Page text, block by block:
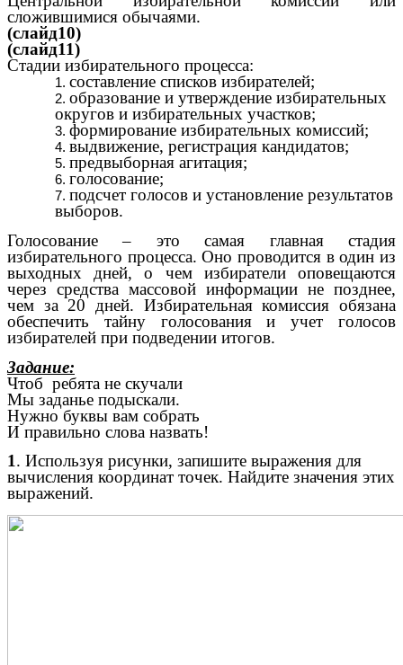
сложившимися обычаями.
(слайд10)
(слайд11)
Стадии избирательного процесса:
составление списков избирателей;
образование и утверждение избирательных
округов и избирательных участков;
формирование избирательных комиссий;
выдвижение, регистрация кандидатов;
предвыборная агитация;
голосование;
подсчет голосов и установление результатов
выборов.
Голосование – это самая главная стадия
избирательного процесса. Оно проводится в один из
выходных дней, о чем избиратели оповещаются
через средства массовой информации не позднее,
чем за 20 дней. Избирательная комиссия обязана
обеспечить тайну голосования и учет голосов
избирателей при подведении итогов.
Задание:
Чтоб ребята не скучали
Мы заданье подыскали.
Нужно буквы вам собрать
И правильно слова назвать!
1. Используя рисунки, запишите выражения для
вычисления координат точек. Найдите значения этих
выражений.